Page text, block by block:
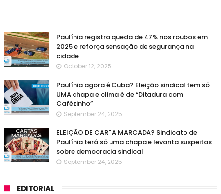
Paulínia registra queda de 47% nos roubos em
2025 e reforça sensação de segurança na
cidade
October 12, 2025
Paulínia agora é Cuba? Eleição sindical tem só
UMA chapa e clima é de “Ditadura com
Cafézinho”
September 24, 2025
ELEIÇÃO DE CARTA MARCADA? Sindicato de
Paulínia terá só uma chapa e levanta suspeitas
sobre democracia sindical
September 24, 2025
EDITORIAL